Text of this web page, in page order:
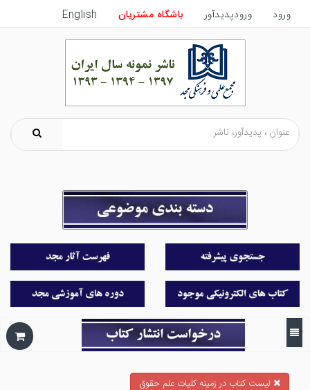
ورود ورودپدیدآور باشگاه مشتریان English
ليست كتاب در زمينه كليات علم حقوق